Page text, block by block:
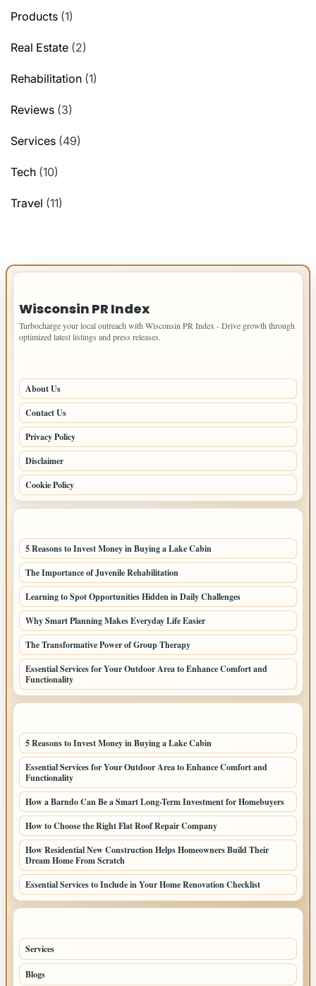
Products (1)
Real Estate (2)
Rehabilitation (1)
Reviews (3)
Services (49)
Tech (10)
Travel (11)
Wisconsin PR Index
Turbocharge your local outreach with Wisconsin PR Index - Drive growth through
optimized latest listings and press releases.
About Us
Contact Us
Privacy Policy
Disclaimer
Cookie Policy
5 Reasons to Invest Money in Buying a Lake Cabin
The Importance of Juvenile Rehabilitation
Learning to Spot Opportunities Hidden in Daily Challenges
Why Smart Planning Makes Everyday Life Easier
The Transformative Power of Group Therapy
Essential Services for Your Outdoor Area to Enhance Comfort and
Functionality
5 Reasons to Invest Money in Buying a Lake Cabin
Essential Services for Your Outdoor Area to Enhance Comfort and
Functionality
How a Barndo Can Be a Smart Long-Term Investment for Homebuyers
How to Choose the Right Flat Roof Repair Company
How Residential New Construction Helps Homeowners Build Their
Dream Home From Scratch
Essential Services to Include in Your Home Renovation Checklist
Services
Blogs